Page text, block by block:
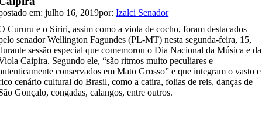
em: julho 16, 2019por:Izalci Senador
Cururu e o Siriri, assim como a viola de cocho, foram destacados
senador Wellington Fagundes (PL-MT) nesta segunda-feira, 15,
sessão especial que comemorou o Dia Nacional da Música e da
Caipira. Segundo ele, “são ritmos muito peculiares e
conservados em Mato Grosso” e que integram o vasto e
cenário cultural do Brasil, como a catira, folias de reis, danças de
Gonçalo, congadas, calangos, entre outros.